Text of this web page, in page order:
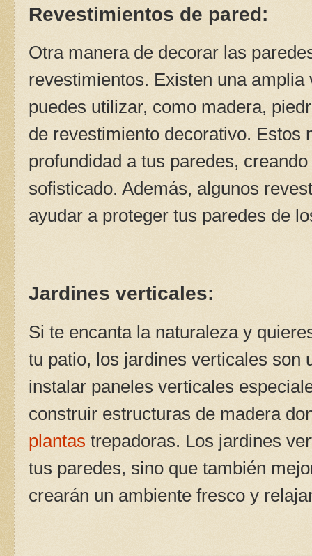
Revestimientos de pared:
Otra manera de decorar las
revestimientos. Existen una
puedes utilizar, como madera,
de revestimiento decorativo. Estos
profundidad a tus paredes,
sofisticado. Además, algunos
ayudar a proteger tus paredes de
Jardines verticales:
Si te encanta la naturaleza y
tu patio, los jardines verticales son
instalar paneles verticales
construir estructuras de madera
plantas trepadoras. Los jardines
tus paredes, sino que también
crearán un ambiente fresco y